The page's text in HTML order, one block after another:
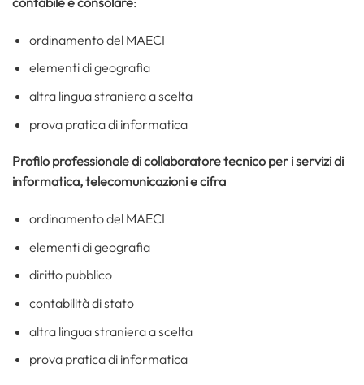
ordinamento del MAECI
elementi di geografia
altra lingua straniera a scelta
prova pratica di informatica
Profilo professionale di collaboratore tecnico per i servizi di
informatica, telecomunicazioni e cifra
ordinamento del MAECI
elementi di geografia
diritto pubblico
contabilità di stato
altra lingua straniera a scelta
prova pratica di informatica